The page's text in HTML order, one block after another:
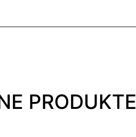
PRODUKTE